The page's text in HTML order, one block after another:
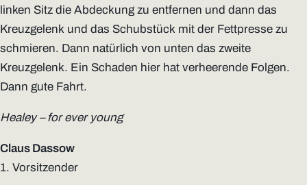
linken Sitz die Abdeckung zu entfernen und dann das
Kreuzgelenk und das Schubstück mit der Fettpresse zu
schmieren. Dann natürlich von unten das zweite
Kreuzgelenk. Ein Schaden hier hat verheerende Folgen.
Dann gute Fahrt.
Healey – for ever young
Claus Dassow
1. Vorsitzender